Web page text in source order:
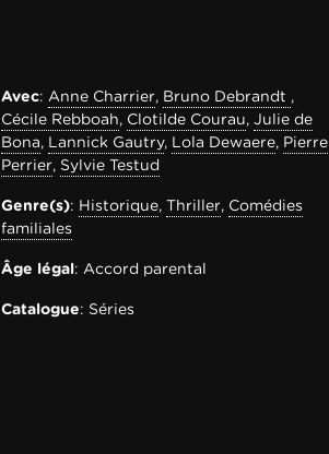
Avec: Anne Charrier, Bruno Debrandt ,
Cécile Rebboah, Clotilde Courau,Julie de
Bona, Lannick Gautry, Lola Dewaere, Pierre
Perrier, Sylvie Testud
Genre(s): Historique,Thriller, Comédies
familiales
Âge légal: Accord parental
Catalogue: Séries